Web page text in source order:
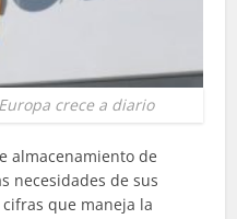
crece a diario
almacenamiento de
necesidades de sus
que maneja la